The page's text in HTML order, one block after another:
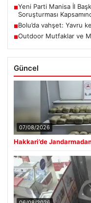
■Yeni Parti Manisa İl
Soruşturması
■Bolu’da vahşet: Yavru
■Outdoor Mutfaklar ve
Güncel
07/08/2026
Hakkari’de